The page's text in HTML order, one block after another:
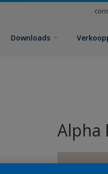
Downloads
Alpha
G0.05.80